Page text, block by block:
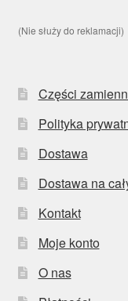
(Nie służy do reklamacji)
Części
Polityka
Dostawa
Dostawa na
Kontakt
Moje konto
O nas